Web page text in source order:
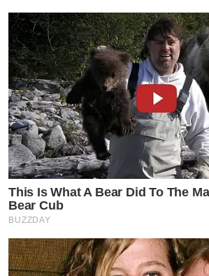
This Is What A Bear Did To The
Bear Cub
BUZZDAY